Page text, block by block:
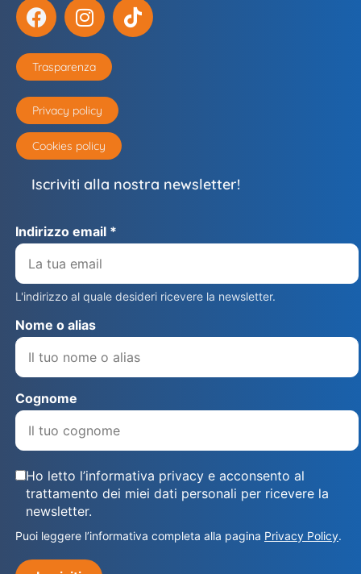
Trasparenza
Privacy policy
Cookies policy
Iscriviti alla nostra newsletter!
Indirizzo email *
L'indirizzo al quale desideri ricevere la newsletter.
Nome o alias
Cognome
Ho letto l’informativa privacy e acconsento al
trattamento dei miei dati personali per ricevere la
newsletter.
Puoi leggere l’informativa completa alla pagina Privacy Policy.